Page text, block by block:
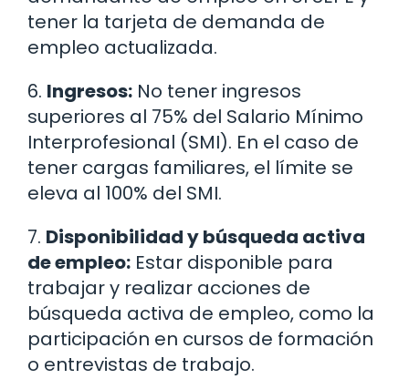
tener la tarjeta de demanda de
empleo actualizada.
6. Ingresos: No tener ingresos
superiores al 75% del Salario Mínimo
Interprofesional (SMI). En el caso de
tener cargas familiares, el límite se
eleva al 100% del SMI.
7. Disponibilidad y búsqueda activa
de empleo: Estar disponible para
trabajar y realizar acciones de
búsqueda activa de empleo, como la
participación en cursos de formación
o entrevistas de trabajo.